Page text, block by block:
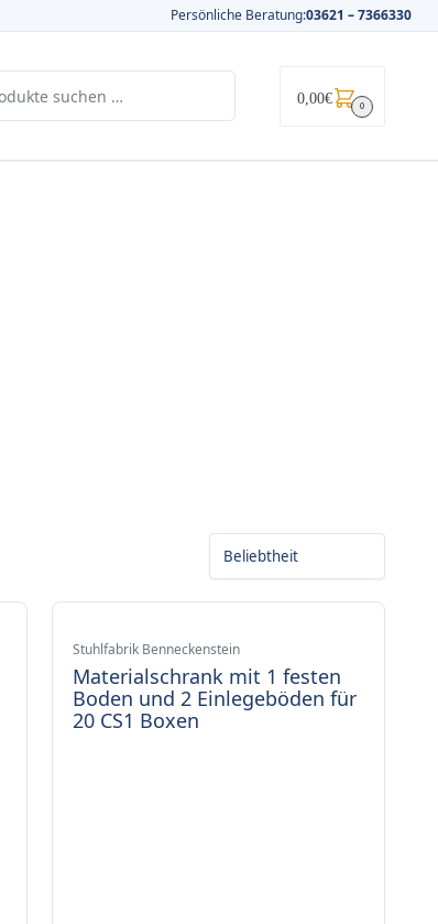
Persönliche Beratung:03621 – 7366330
0,00€ 0
Stuhlfabrik Benneckenstein
Materialschrank mit 1 festen
Boden und 2 Einlegeböden für
20 CS1 Boxen